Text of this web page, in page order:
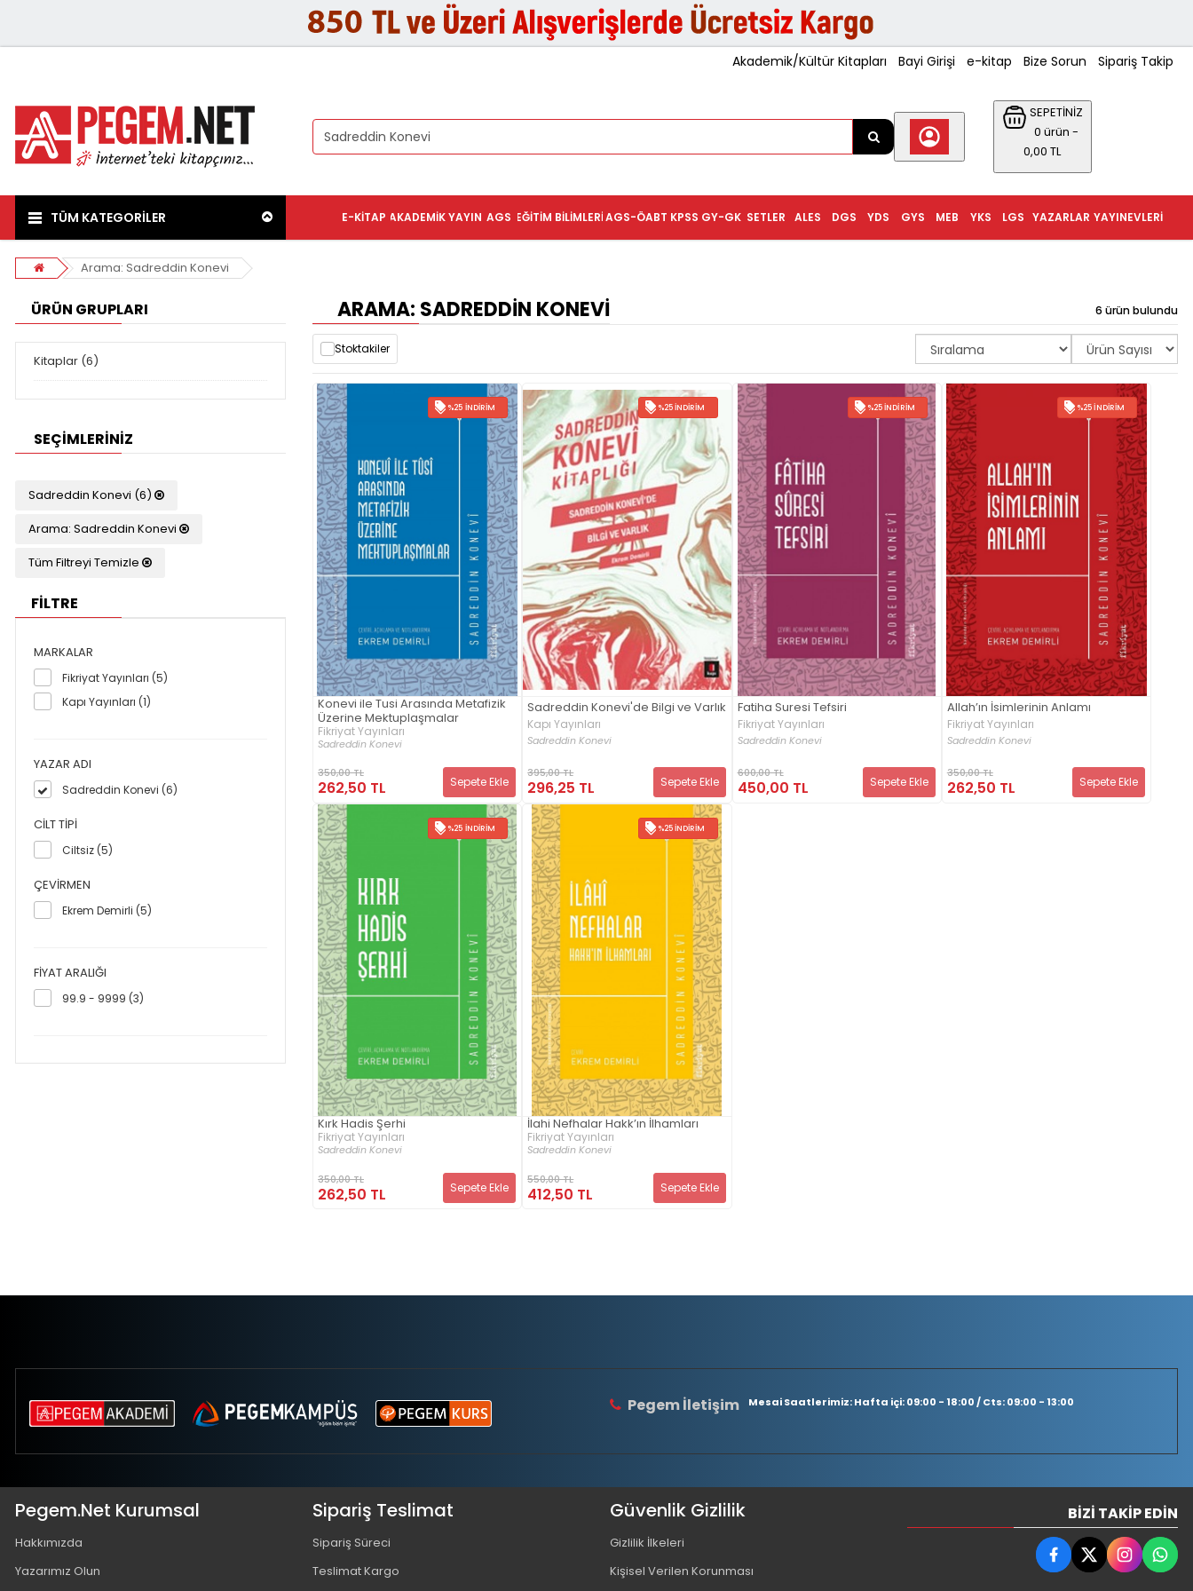
Akademik/Kültür Kitapları Bayi Girişi e-kitap Bize Sorun Sipariş Takip
SEPETİNİZ
0 ürün -
0,00 TL
TÜM KATEGORİLER YAYINEVLERI
YAZARLAR
LGS
YKS
MEB
GYS
YDS
DGS
ALES
SETLER
KPSS GY-GK
AGS-ÖABT
EĞITIM BILIMLERI
AGS
AKADEMIK YAYIN
E-KITAP
Arama: Sadreddin Konevi
ÜRÜN GRUPLARI
Kitaplar (6)
SEÇIMLERINIZ
Sadreddin Konevi (6)
Arama: Sadreddin Konevi
Tüm Filtreyi Temizle
FİLTRE
MARKALAR
Fikriyat Yayınları (5)
Kapı Yayınları (1)
YAZAR ADI
Sadreddin Konevi (6)
CILT TIPI
Ciltsiz (5)
ÇEVIRMEN
Ekrem Demirli (5)
FIYAT ARALIĞI
99.9 - 9999 (3)
ARAMA: SADREDDIN KONEVI 6 ürün bulundu
Stoktakiler
%25 İNDIRIM
Konevi ile Tusi Arasında Metafizik
Üzerine Mektuplaşmalar
Fikriyat Yayınları
Sadreddin Konevi
350,00 TL
262,50 TL Sepete Ekle
%25 İNDIRIM
Sadreddin Konevi'de Bilgi ve Varlık
Kapı Yayınları
Sadreddin Konevi
395,00 TL
296,25 TL Sepete Ekle
%25 İNDIRIM
Fatiha Suresi Tefsiri
Fikriyat Yayınları
Sadreddin Konevi
600,00 TL
450,00 TL Sepete Ekle
%25 İNDIRIM
Allah’ın İsimlerinin Anlamı
Fikriyat Yayınları
Sadreddin Konevi
350,00 TL
262,50 TL Sepete Ekle
%25 İNDIRIM
Kırk Hadis Şerhi
Fikriyat Yayınları
Sadreddin Konevi
350,00 TL
262,50 TL Sepete Ekle
%25 İNDIRIM
İlahi Nefhalar Hakk’ın İlhamları
Fikriyat Yayınları
Sadreddin Konevi
550,00 TL
412,50 TL Sepete Ekle
Pegem İletişim Mesai Saatlerimiz: Hafta içi: 09:00 - 18:00 / Cts: 09:00 - 13:00
Pegem.Net Kurumsal
Hakkımızda
Yazarımız Olun
Sipariş Teslimat
Sipariş Süreci
Teslimat Kargo
Güvenlik Gizlilik
Gizlilik İlkeleri
Kişisel Verilen Korunması
BIZI TAKIP EDIN